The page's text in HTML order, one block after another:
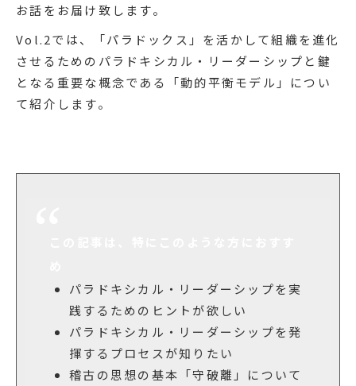
お話をお届け致します。
Vol.2では、「パラドックス」を活かして組織を進化
させるためのパラドキシカル・リーダーシップと鍵
となる重要な概念である「動的平衡モデル」につい
て紹介します。
パラドキシカル・リーダーシップを実
践するためのヒントが欲しい
パラドキシカル・リーダーシップを発
揮するプロセスが知りたい
稽古の思想の基本「守破離」について